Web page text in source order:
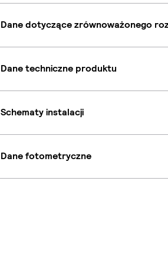
Dane dotyczące zrównoważonego
Dane techniczne produktu
Schematy instalacji
Dane fotometryczne